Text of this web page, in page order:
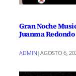
Gran Noche
Juanma Redondo
ADMIN |AGOSTO 6,